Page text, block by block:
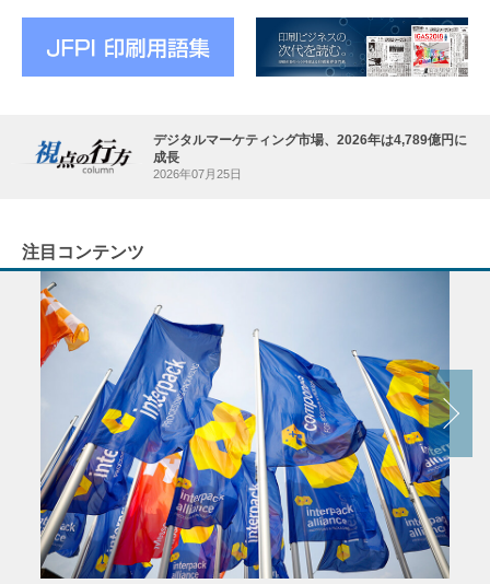
デジタルマーケティング市場、2026年は4,789億円に
成長
2026年07月25日
注目コンテンツ